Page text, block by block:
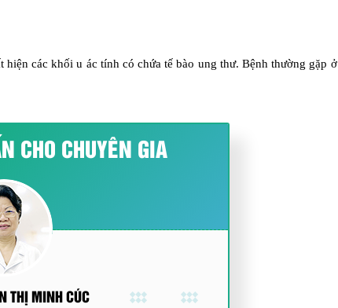
các khối u ác tính có chứa tế bào ung thư. Bệnh thường gặp ở
CHO CHUYÊN GIA
THỊ MINH CÚC